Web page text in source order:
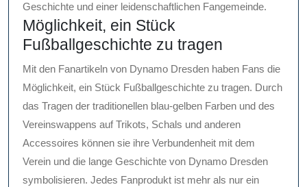
Geschichte und einer leidenschaftlichen Fangemeinde.
Möglichkeit, ein Stück
Fußballgeschichte zu tragen
Mit den Fanartikeln von Dynamo Dresden haben Fans die
Möglichkeit, ein Stück Fußballgeschichte zu tragen. Durch
das Tragen der traditionellen blau-gelben Farben und des
Vereinswappens auf Trikots, Schals und anderen
Accessoires können sie ihre Verbundenheit mit dem
Verein und die lange Geschichte von Dynamo Dresden
symbolisieren. Jedes Fanprodukt ist mehr als nur ein